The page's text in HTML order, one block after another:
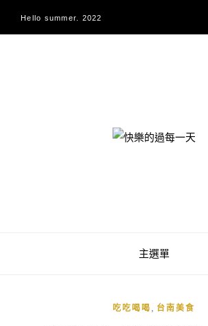
Hello summer. 2022
快樂的過
主選單
吃吃喝喝 台南美食